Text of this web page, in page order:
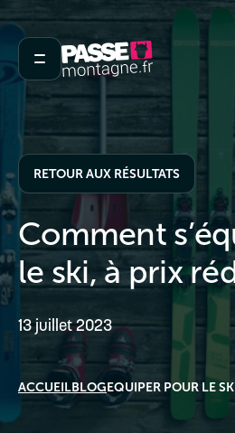
RETOUR AUX RÉSULTATS
Comment
le ski, à prix
13 juillet 2023
ACCUEILBLOGEQUIPER POUR LE